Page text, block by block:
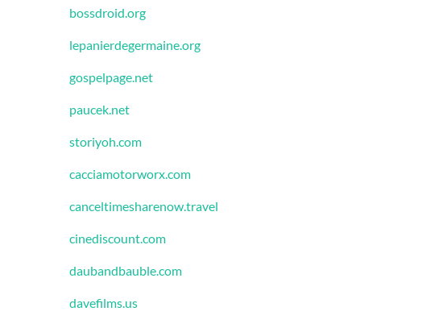
bossdroid.org
lepanierdegermaine.org
gospelpage.net
paucek.net
storiyoh.com
cacciamotorworx.com
canceltimesharenow.travel
cinediscount.com
daubandbauble.com
davefilms.us